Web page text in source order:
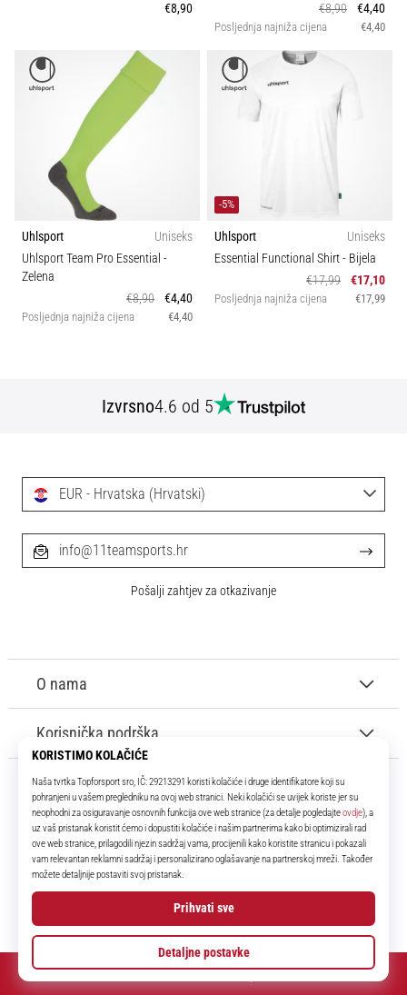
€8,90
€8,90
€4,40
Posljednja najniža cijena €4,40
Uhlsport
Uniseks
Uhlsport Team Pro Essential -
Zelena
€8,90
€4,40
Posljednja najniža cijena €4,40
-5%
Uhlsport
Uniseks
Essential Functional Shirt- Bijela
€17,99
€17,10
Posljednja najniža cijena €17,99
Izvrsno4.6 od 5
11teamsports.hr
Tvoj smo pouzdani suigrač već više od 16 godina! Cijelo to vrijeme
donosimo ti najbolje i najnovije proizvode iz svijeta nogometa.
Facebook
Instagram
O nama
Korisnička podrška
EUR - Hrvatska (Hrvatski)
info@11teamsports.hr
Pošalji zahtjev za otkazivanje